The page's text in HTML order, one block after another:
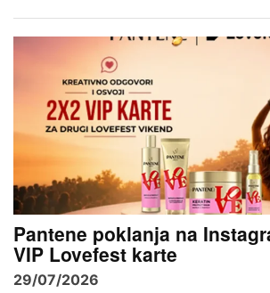
Pantene poklanja na
VIP Lovefest karte
29/07/2026